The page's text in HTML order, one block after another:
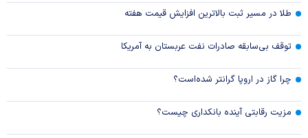
طلا در مسیر ثبت بالاترین افزایش قیمت هفته
توقف بی‌سابقه صادرات نفت عربستان به آمریکا
چرا گاز در اروپا گرانتر شده‌است؟
مزیت رقابتی آینده بانکداری چیست؟